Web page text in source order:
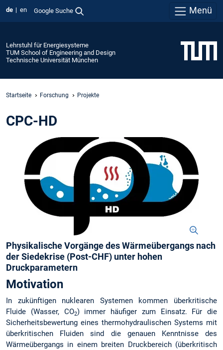
de en Google Suche Menü
Lehrstuhl für Energiesysteme
TUM School of Engineering and Design
Technische Universität München
Startseite Forschung Projekte
CPC-HD
Physikalische Vorgänge des Wärmeübergangs nach
der Siedekrise (Post-CHF) unter hohen
Druckparametern
Motivation
In zukünftigen nuklearen Systemen kommen überkritische
Fluide (Wasser, CO2) immer häufiger zum Einsatz. Für die
Sicherheitsbewertung eines thermohydraulischen Systems mit
überkritischen Fluiden sind die genauen Kenntnisse des
Wärmeübergangs in einem breiten Druckbereich (überkritisch